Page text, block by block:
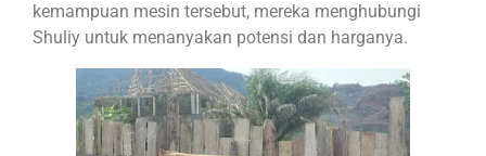
kemampuan mesin tersebut, mereka menghubungi
Shuliy untuk menanyakan potensi dan harganya.